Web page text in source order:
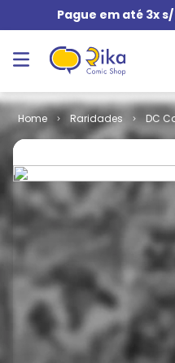
Pague em até 3x
Raridades DC